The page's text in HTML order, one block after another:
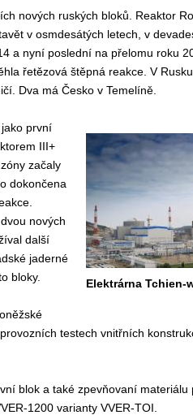
nových ruských bloků. Reaktor
v osmdesátých letech, v
a nyní poslední na přelomu roku
řetězová štěpná reakce. V
Dva má Česko v Temelíně.
Elektrárna Tchien-
první
III+
začaly
dokončena
nových
další
jaderné
bloky.
testech vnitřních
blok a také zpevňovaní materiálu
1200 varianty VVER-TOI.